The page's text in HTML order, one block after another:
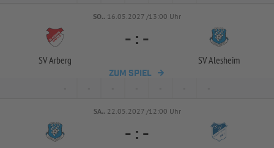
SO.. 16.05.2027 /13:00 Uhr
SV Arberg
- : -
SV Alesheim
ZUM SPIEL
- - - - - - -
SA.. 22.05.2027 /12:00 Uhr
- : -